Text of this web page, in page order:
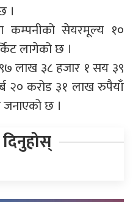
।
सेयरमूल्य १०
लागेको छ ।
लाख ३८ हजार १ सय ३९
२० करोड ३१ लाख रुपैयाँ
छ ।
दिनुहोस्